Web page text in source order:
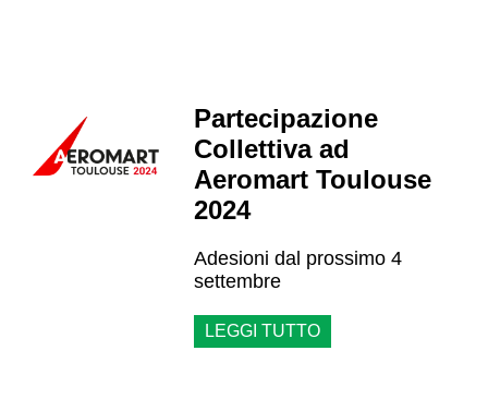
Partecipazione
Collettiva ad
Aeromart Toulouse
2024
Adesioni dal prossimo 4
settembre
LEGGI TUTTO